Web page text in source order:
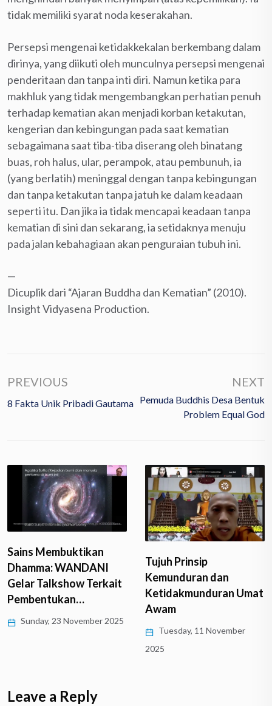
tidak memiliki syarat noda keserakahan.
Persepsi mengenai ketidakkekalan berkembang dalam
dirinya, yang diikuti oleh munculnya persepsi mengenai
penderitaan dan tanpa inti diri. Namun ketika para
makhluk yang tidak mengembangkan perhatian penuh
terhadap kematian akan menjadi korban ketakutan,
kengerian dan kebingungan pada saat kematian
sebagaimana saat tiba-tiba diserang oleh binatang
buas, roh halus, ular, perampok, atau pembunuh, ia
(yang berlatih) meninggal dengan tanpa kebingungan
dan tanpa ketakutan tanpa jatuh ke dalam keadaan
seperti itu. Dan jika ia tidak mencapai keadaan tanpa
kematian di sini dan sekarang, ia setidaknya menuju
pada jalan kebahagiaan akan penguraian tubuh ini.
—
Dicuplik dari “Ajaran Buddha dan Kematian” (2010).
Insight Vidyasena Production.
PREVIOUS
8 Fakta Unik Pribadi Gautama
NEXT
Pemuda Buddhis Desa Bentuk
Problem Equal God
Sains Membuktikan
Dhamma: WANDANI
Gelar Talkshow Terkait
Pembentukan…
Sunday, 23 November 2025
Tujuh Prinsip
Kemunduran dan
Ketidakmunduran Umat
Awam
Tuesday, 11 November
2025
Leave a Reply